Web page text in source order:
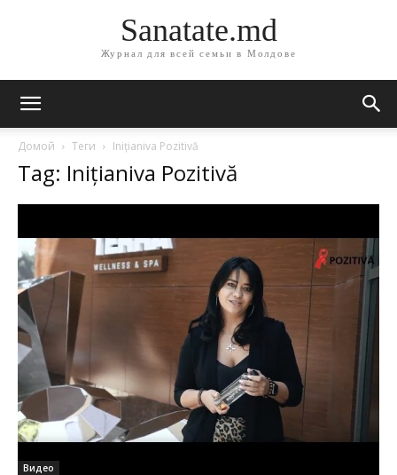
Sanatate.md
Журнал для всей семьи в Молдове
Домой Теги Inițianiva Pozitivă
Tag: Inițianiva Pozitivă
Видео